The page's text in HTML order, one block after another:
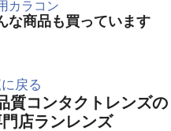
カラコン
な商品も買っています
戻る
質コンタクトレンズの
店ランレンズ